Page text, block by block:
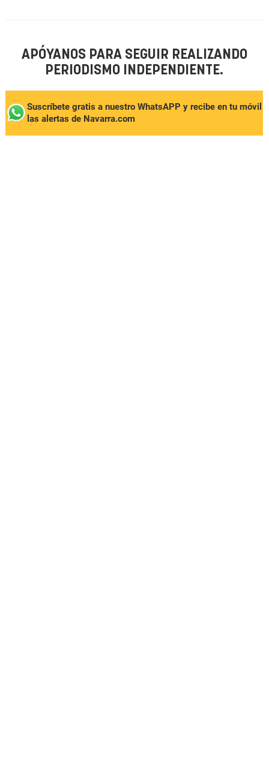
APÓYANOS PARA SEGUIR REALIZANDO
PERIODISMO INDEPENDIENTE.
Suscríbete gratis a nuestro WhatsAPP y recibe en tu móvil
las alertas de Navarra.com